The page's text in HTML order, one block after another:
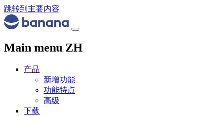
跳转到主要内容
Main menu ZH
产品
新增功能
功能特点
高级
下载